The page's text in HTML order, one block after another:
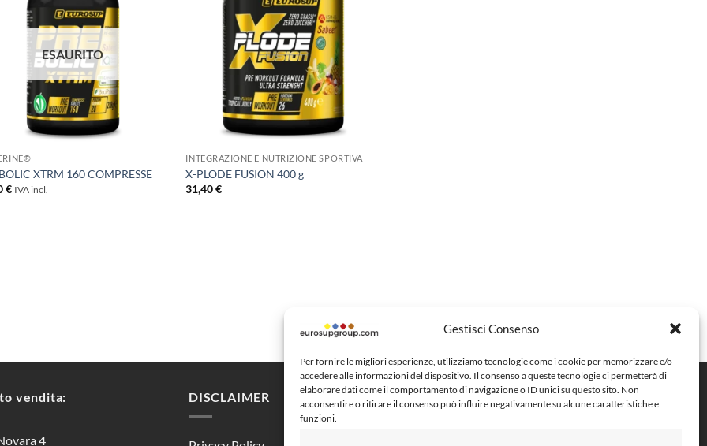
Gestisci Consenso
Per fornire le migliori esperienze, utilizziamo tecnologie come i cookie per memorizzare e/o
accedere alle informazioni del dispositivo. Il consenso a queste tecnologie ci permetterà di
elaborare dati come il comportamento di navigazione o ID unici su questo sito. Non
acconsentire o ritirare il consenso può influire negativamente su alcune caratteristiche e
funzioni.
ESAURITO
XTRM 160 COMPRESSE
€ IVA incl.
INTEGRAZIONE E NUTRIZIONE SPORTIVA
X-PLODE FUSION 400 g
31,40€
vendita:
4
DISCLAIMER Metodi di pagamento